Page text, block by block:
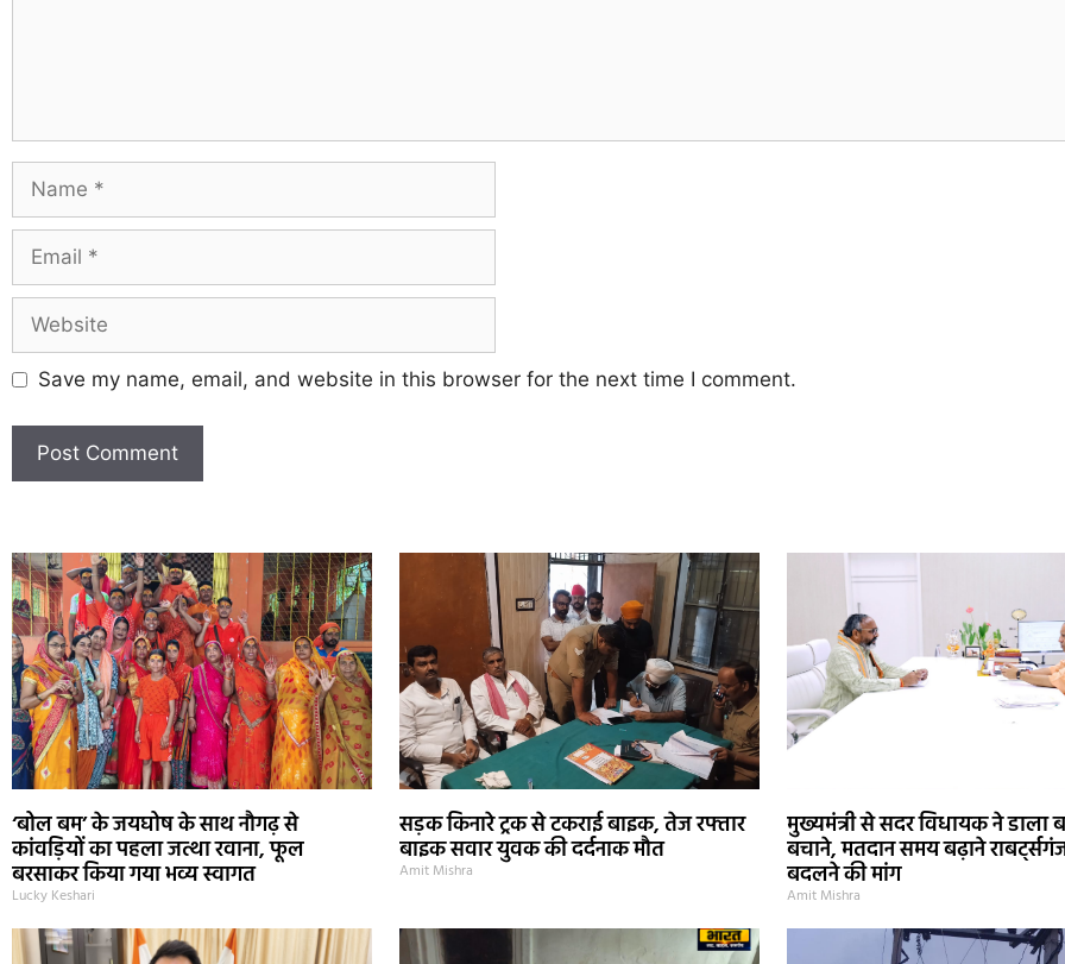
Save my name, email, and website in this browser for the next time I comment.
‘बोल बम’ के जयघोष के साथ नौगढ़ से
कांवड़ियों का पहला जत्था रवाना, फूल
बरसाकर किया गया भव्य स्वागत
Lucky Keshari
सड़क किनारे ट्रक से टकराई बाइक, तेज रफ्तार
बाइक सवार युवक की दर्दनाक मौत
Amit Mishra
मुख्यमंत्री से सदर विधायक ने डाला
बचाने, मतदान समय बढ़ाने
बदलने की मांग
Amit Mishra